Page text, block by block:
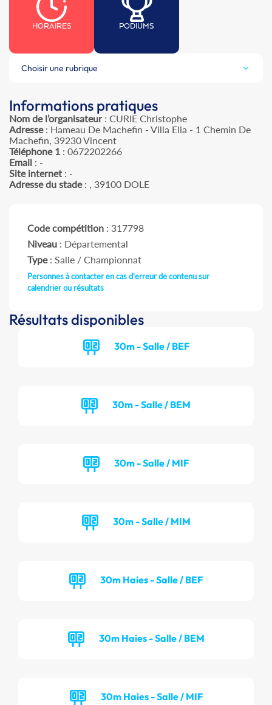
HORAIRES PODIUMS
Choisir une rubrique
Informations pratiques
Nom de l’organisateur: CURIE Christophe
Adresse: Hameau De Machefin - Villa Elia - 1 Chemin De
Machefin, 39230 Vincent
Téléphone 1 : 0672202266
Email : -
Site internet : -
Adresse du stade: , 39100 DOLE
Code compétition : 317798
Niveau : Départemental
Type: Salle / Championnat
Personnes à contacter en cas d'erreur de contenu sur
calendrier ou résultats
Résultats disponibles
30m - Salle / BEF
30m - Salle / BEM
30m - Salle / MIF
30m - Salle / MIM
30m Haies - Salle / BEF
30m Haies - Salle / BEM
30m Haies - Salle / MIF